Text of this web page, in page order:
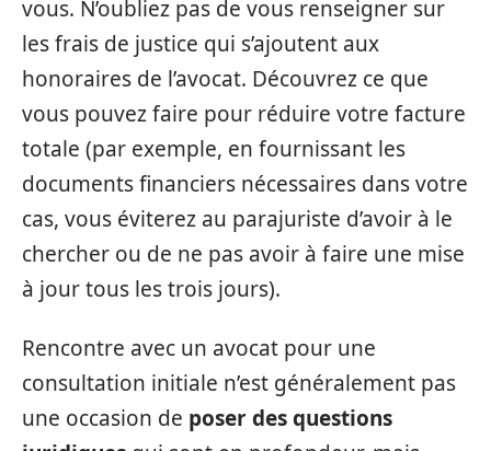
vous. N’oubliez pas de vous renseigner sur
les frais de justice qui s’ajoutent aux
honoraires de l’avocat. Découvrez ce que
vous pouvez faire pour réduire votre facture
totale (par exemple, en fournissant les
documents financiers nécessaires dans votre
cas, vous éviterez au parajuriste d’avoir à le
chercher ou de ne pas avoir à faire une mise
à jour tous les trois jours).
Rencontre avec un avocat pour une
consultation initiale n’est généralement pas
une occasion de poser des questions